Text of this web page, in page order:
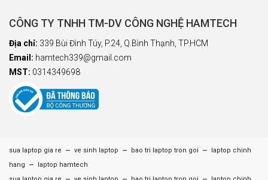
CÔNG TY TNHH TM-DV CÔNG NGHỆ HAMTECH
Địa chỉ: 339 Bùi Đình Túy, P.24, Q.Bình Thạnh, TP.HCM
Email: hamtech339@gmail.com
MST: 0314349698
sua laptop gia re – ve sinh laptop – bao tri laptop tron goi –
laptop chinh
hang
–
laptop hamtech